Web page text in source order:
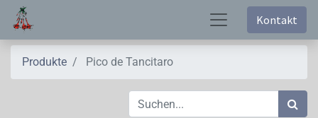
Kontakt
Produkte Pico de Tancitaro